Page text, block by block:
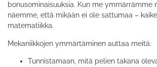
bonusominaisuuksia. Kun me ymmärrämme
näemme, että mikään ei ole sattumaa –
matematiikka.
Mekaniikkojen ymmärtäminen auttaa meitä:
Tunnistamaan, mitä pelien takana